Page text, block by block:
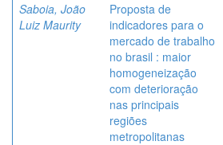
Saboia, João
Luiz Maurity
Proposta de
indicadores para o
mercado de trabalho
no brasil : maior
homogeneização
com deterioração
nas principais
regiões
metropolitanas